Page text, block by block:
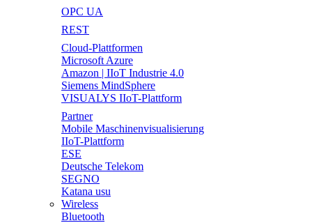
OPC UA
REST
Cloud-Plattformen
Microsoft Azure
Amazon | IIoT Industrie 4.0
Siemens MindSphere
VISUALYS IIoT-Plattform
Partner
Mobile Maschinenvisualisierung
IIoT-Plattform
ESE
Deutsche Telekom
SEGNO
Katana usu
Wireless
Bluetooth